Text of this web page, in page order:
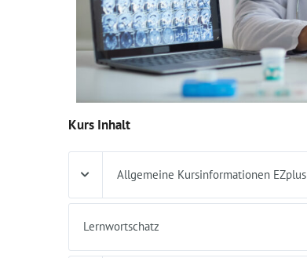
Kurs Inhalt
Allgemeine Kursinformationen EZplus
Lernwortschatz